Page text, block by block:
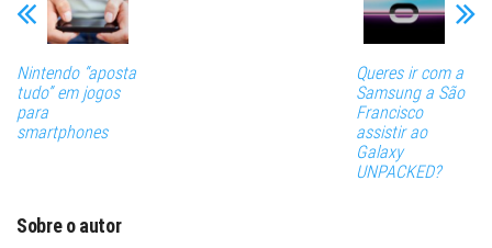
Nintendo “aposta
tudo” em jogos
para
smartphones
Queres ir com a
Samsung a São
Francisco
assistir ao
Galaxy
UNPACKED?
Sobre o autor